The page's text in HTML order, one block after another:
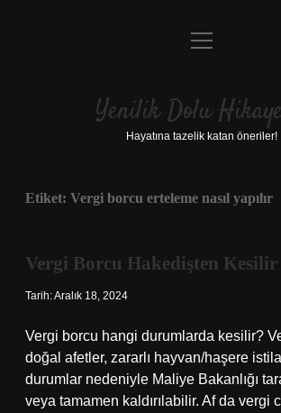
Anasayfa
Yasal Uyarı
menüyü
Yenilik Dolu
Hayatına tazelik katan öneriler!
Etiket: Vergi borcu erteleme nasıl yapılır
Vergi Borcu Hakedişten
Tarih: Aralık 18, 2024
Vergi borcu hangi durumlarda kesilir?
doğal afetler, zararlı hayvan/haşere
durumlar nedeniyle Maliye Bakanlığı
veya tamamen kaldırılabilir. Af da vergi